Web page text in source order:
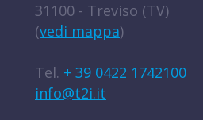
31100 - Treviso (TV)
(vedi mappa)
Tel. + 39 0422 1742100
info@t2i.it